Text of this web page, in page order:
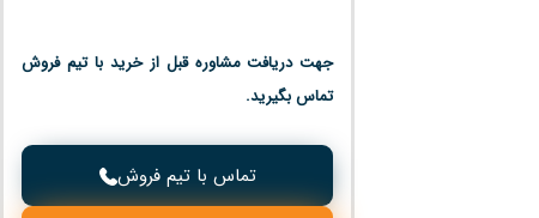
جهت دریافت مشاوره قبل از خرید با تیم فروش
تماس بگیرید.
تماس با تیم فروش